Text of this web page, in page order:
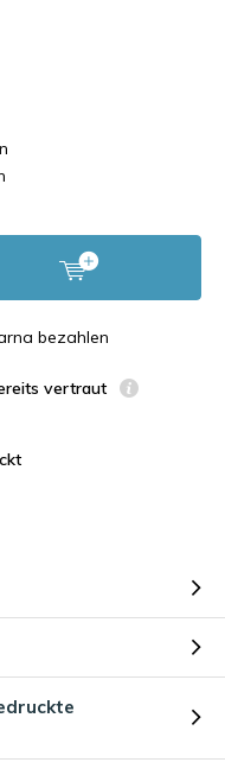
bezahlen
vertraut